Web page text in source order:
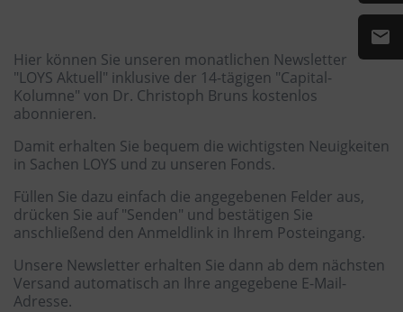
Hier können Sie unseren monatlichen Newsletter
"LOYS Aktuell" inklusive der 14-tägigen "Capital-
Kolumne" von Dr. Christoph Bruns kostenlos
abonnieren.
Damit erhalten Sie bequem die wichtigsten Neuigkeiten
in Sachen LOYS und zu unseren Fonds.
Füllen Sie dazu einfach die angegebenen Felder aus,
drücken Sie auf "Senden" und bestätigen Sie
anschließend den Anmeldlink in Ihrem Posteingang.
Unsere Newsletter erhalten Sie dann ab dem nächsten
Versand automatisch an Ihre angegebene E-Mail-
Adresse.